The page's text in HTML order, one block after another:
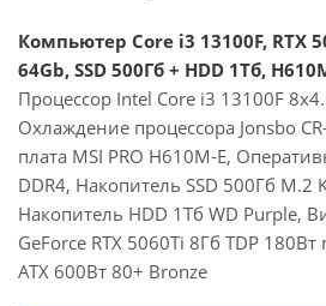
Компьютер Core i3 13100F, RTX
64Gb, SSD 500Гб + HDD 1Тб,
Процессор Intel Core i3 13100F
Охлаждение процессора Jonsbo
плата MSI PRO H610M-E,
DDR4, Накопитель SSD 500Гб M.2
Накопитель HDD 1Тб WD Purple,
GeForce RTX 5060Ti 8Гб TDP
ATX 600Вт 80+ Bronze